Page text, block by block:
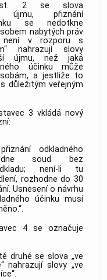
2 se slova
újmu, přiznání
se nedotkne
nabytých práv
v rozporu s
nahrazují slovy
újmu, než jaká
účinku může
a jestliže to
důležitým veřejným
3 vkládá nový
odkladného
soud bez
není-li tu
rozhodne do 30
Usnesení o návrhu
účinku musí
4 se označuje
druhé se slova „ve
nahrazují slovy „ve